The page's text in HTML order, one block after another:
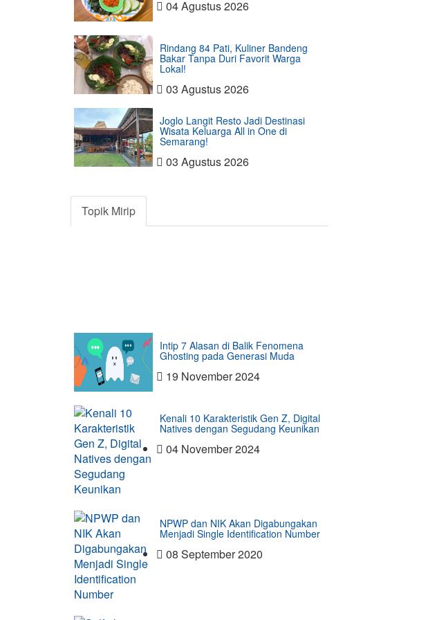
04 Agustus 2026
Rindang 84 Pati, Kuliner Bandeng
Bakar Tanpa Duri Favorit Warga
Lokal!
03 Agustus 2026
Joglo Langit Resto Jadi Destinasi
Wisata Keluarga All in One di
Semarang!
03 Agustus 2026
Topik Mirip
Intip 7 Alasan di Balik Fenomena
Ghosting pada Generasi Muda
19 November 2024
Kenali 10 Karakteristik Gen Z, Digital
Natives dengan Segudang Keunikan
04 November 2024
NPWP dan NIK Akan Digabungakan
Menjadi Single Identification Number
08 September 2020